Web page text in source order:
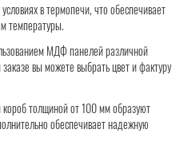
в термопечи, что обеспечивает
температуры.
МДФ панелей различной
вы можете выбрать цвет и фактуру
толщиной от 100 мм образуют
обеспечивает надежную